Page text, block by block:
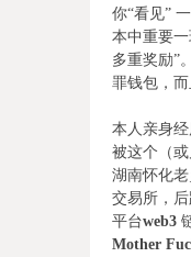
你“看见”
本中重要
多重奖励”
罪钱包，
本人亲身
被这个（
湖南怀化
交易所，
平台web3
Mother